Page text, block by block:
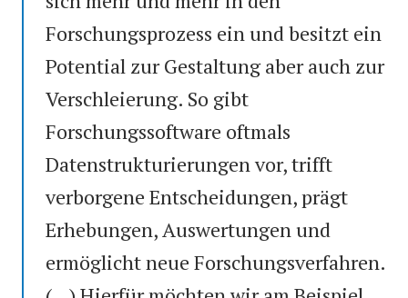
Forschungsprozess ein und besitzt ein
Potential zur Gestaltung aber auch zur
Verschleierung. So gibt
Forschungssoftware oftmals
Datenstrukturierungen vor, trifft
verborgene Entscheidungen, prägt
Erhebungen, Auswertungen und
ermöglicht neue Forschungsverfahren.